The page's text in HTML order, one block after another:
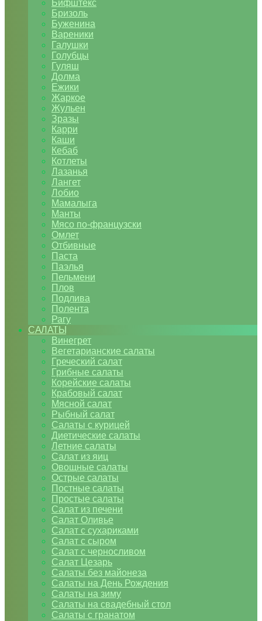
Бифштекс
Бризоль
Буженина
Вареники
Галушки
Голубцы
Гуляш
Долма
Ежики
Жаркое
Жульен
Зразы
Карри
Каши
Кебаб
Котлеты
Лазанья
Лангет
Лобио
Мамалыга
Манты
Мясо по-французски
Омлет
Отбивные
Паста
Паэлья
Пельмени
Плов
Подлива
Полента
Рагу
САЛАТЫ
Винегрет
Вегетарианские салаты
Греческий салат
Грибные салаты
Корейские салаты
Крабовый салат
Мясной салат
Рыбный салат
Салаты с курицей
Диетические салаты
Летние салаты
Салат из яиц
Овощные салаты
Острые салаты
Постные салаты
Простые салаты
Салат из печени
Салат Оливье
Салат с сухариками
Салат с сыром
Салат с черносливом
Салат Цезарь
Салаты без майонеза
Салаты на День Рождения
Салаты на зиму
Салаты на свадебный стол
Салаты с гранатом